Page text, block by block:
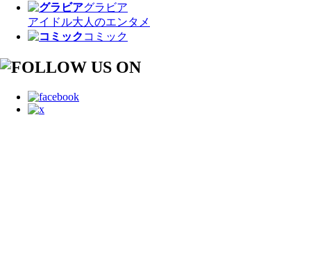
グラビア
アイドル大人のエンタメ
コミック